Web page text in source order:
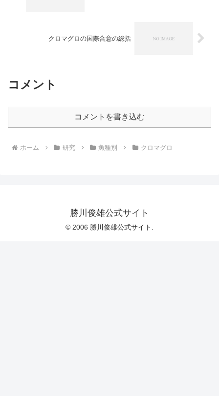
クロマグロの国際合意の総括
コメント
コメントを書き込む
ホーム 研究 魚種別 クロマグロ
勝川俊雄公式サイト
© 2006 勝川俊雄公式サイト.